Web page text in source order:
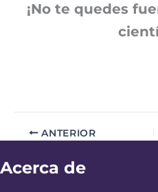
¡No te quedes
ANTERIOR
Acerca de